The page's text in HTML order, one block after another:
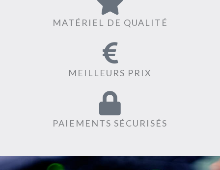
MATÉRIEL DE QUALITÉ
MEILLEURS PRIX
PAIEMENTS SÉCURISÉS